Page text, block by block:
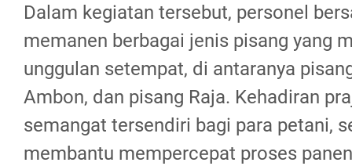
Dalam kegiatan tersebut, personel
memanen berbagai jenis pisang yang
unggulan setempat, di antaranya
Ambon, dan pisang Raja. Kehadiran
semangat tersendiri bagi para petani,
membantu mempercepat proses